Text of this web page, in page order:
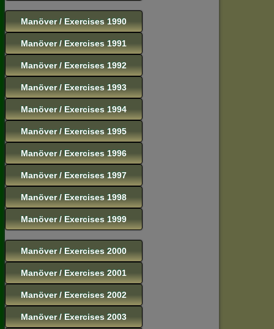
Manöver / Exercises 1990
Manöver / Exercises 1991
Manöver / Exercises 1992
Manöver / Exercises 1993
Manöver / Exercises 1994
Manöver / Exercises 1995
Manöver / Exercises 1996
Manöver / Exercises 1997
Manöver / Exercises 1998
Manöver / Exercises 1999
Manöver / Exercises 2000
Manöver / Exercises 2001
Manöver / Exercises 2002
Manöver / Exercises 2003